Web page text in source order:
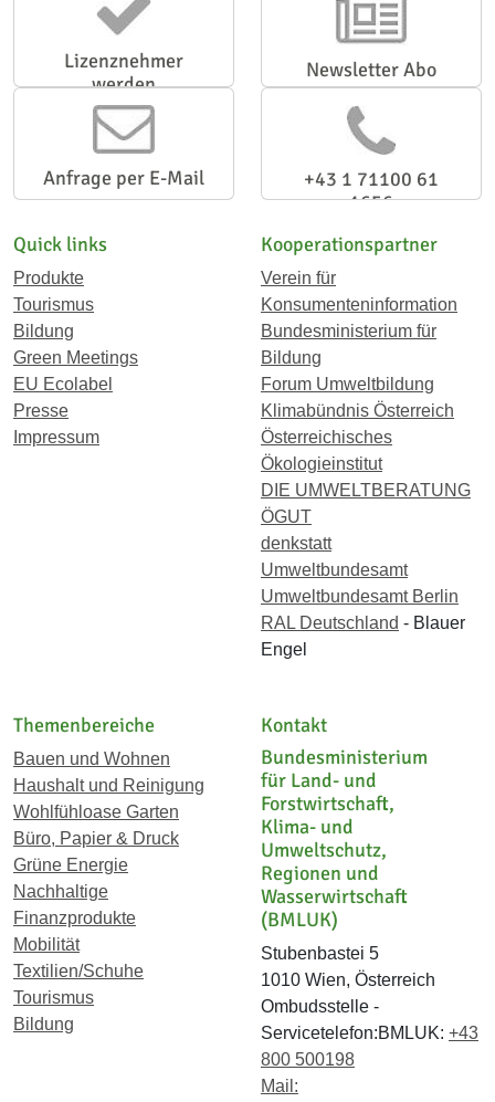
Lizenznehmer
werden
Newsletter Abo
Anfrage per E-Mail
+43 1 71100 61
1656
Quick links
Produkte
Tourismus
Bildung
Green Meetings
EU Ecolabel
Presse
Impressum
Kooperationspartner
Verein für
Konsumenteninformation
Bundesministerium für
Bildung
Forum Umweltbildung
Klimabündnis Österreich
Österreichisches
Ökologieinstitut
DIE UMWELTBERATUNG
ÖGUT
denkstatt
Umweltbundesamt
Umweltbundesamt Berlin
RAL Deutschland - Blauer
Engel
Themenbereiche
Bauen und Wohnen
Haushalt und Reinigung
Wohlfühloase Garten
Büro, Papier & Druck
Grüne Energie
Nachhaltige
Finanzprodukte
Mobilität
Textilien/Schuhe
Tourismus
Bildung
Kontakt
Bundesministerium
für Land- und
Forstwirtschaft,
Klima- und
Umweltschutz,
Regionen und
Wasserwirtschaft
(BMLUK)
Stubenbastei 5
1010 Wien, Österreich
Ombudsstelle -
Servicetelefon:BMLUK: +43
800 500198
Mail: